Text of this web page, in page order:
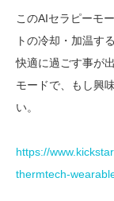
このAIセラピーモ
トの冷却・加温す
快適に過ごす事が
モードで、もし興
い。
https://
thermtech-